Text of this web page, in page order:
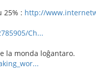
25% : http://
Ch...
la monda loĝantaro.